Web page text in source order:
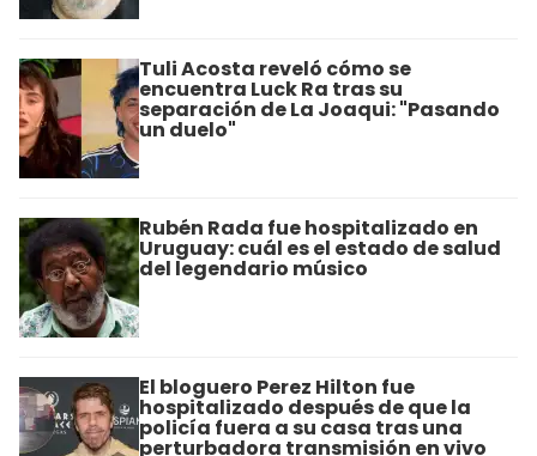
Tuli Acosta reveló cómo se
encuentra Luck Ra tras su
separación de La Joaqui: "Pasando
un duelo"
Rubén Rada fue hospitalizado en
Uruguay: cuál es el estado de salud
del legendario músico
El bloguero Perez Hilton fue
hospitalizado después de que la
policía fuera a su casa tras una
perturbadora transmisión en vivo